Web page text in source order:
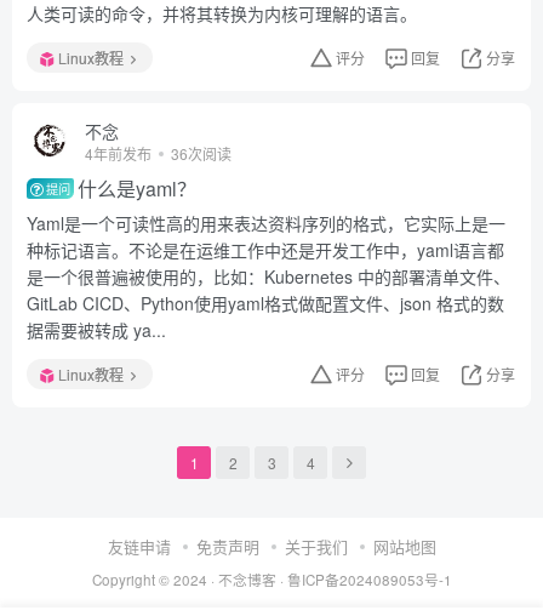
人类可读的命令，并将其转换为内核可理解的语言。
Linux教程 评分 回复 分享
不念
4年前发布 36次阅读
提问 什么是yaml？
Yaml是一个可读性高的用来表达资料序列的格式，它实际上是一
种标记语言。不论是在运维工作中还是开发工作中，yaml语言都
是一个很普遍被使用的，比如：Kubernetes 中的部署清单文件、
GitLab CICD、Python使用yaml格式做配置文件、json 格式的数
据需要被转成 ya...
Linux教程 评分 回复 分享
1 2 3 4
友链申请 免责声明 关于我们 网站地图
Copyright © 2024 · 不念博客 · 鲁ICP备2024089053号-1